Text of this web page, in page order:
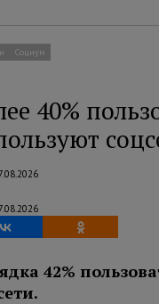
Социум
40%
42%